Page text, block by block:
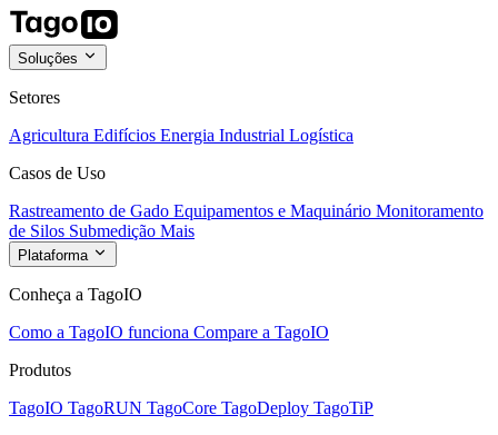
Soluções
Setores
Agricultura Edifícios Energia Industrial Logística
Casos de Uso
Rastreamento de Gado Equipamentos e Maquinário Monitoramento
de Silos Submedição Mais
Plataforma
Conheça a TagoIO
Como a TagoIO funciona Compare a TagoIO
Produtos
TagoIO TagoRUN TagoCore TagoDeploy TagoTiP